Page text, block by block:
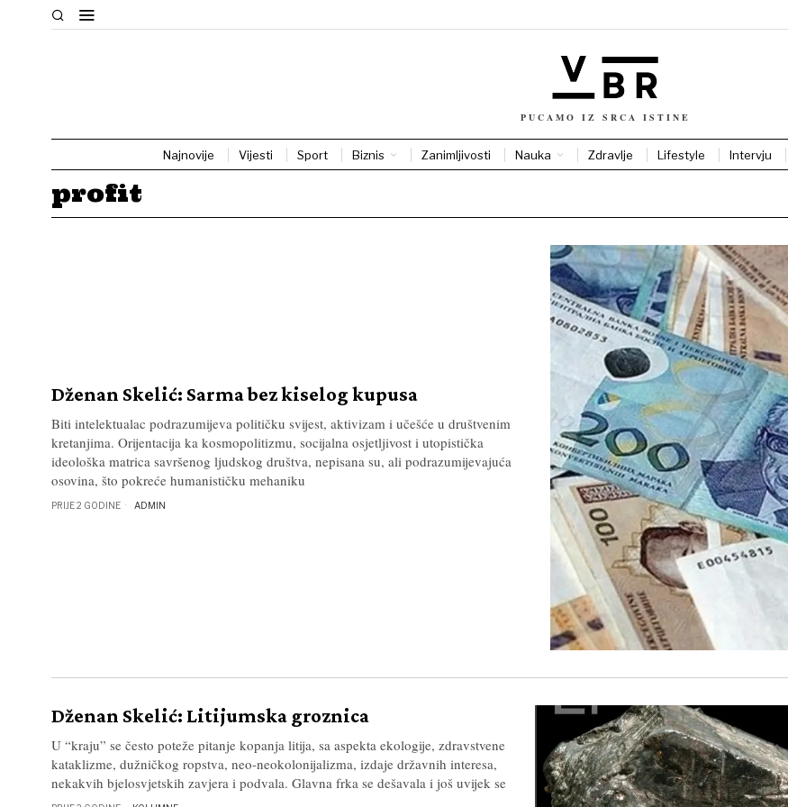
PUCAMO IZ SRCA ISTINE
Najnovije Vijesti Sport Biznis Zanimljivosti Nauka Zdravlje Lifestyle Intervju
profit
Dženan Skelić: Sarma bez kiselog kupusa
Biti intelektualac podrazumijeva političku svijest, aktivizam i učešće u društvenim
kretanjima. Orijentacija ka kosmopolitizmu, socijalna osjetljivost i utopistička
ideološka matrica savršenog ljudskog društva, nepisana su, ali podrazumijevajuća
osovina, što pokreće humanističku mehaniku
PRIJE 2 GODINE ADMIN
Dženan Skelić: Litijumska groznica
U “kraju” se često poteže pitanje kopanja litija, sa aspekta ekologije, zdravstvene
kataklizme, dužničkog ropstva, neo-neokolonijalizma, izdaje državnih interesa,
nekakvih bjelosvjetskih zavjera i podvala. Glavna frka se dešavala i još uvijek se